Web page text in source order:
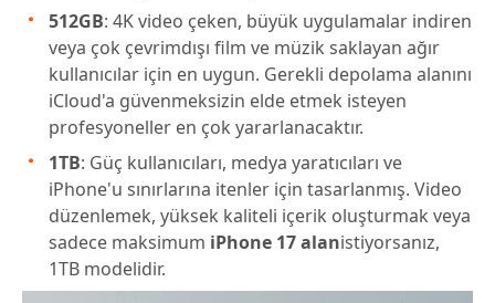
512GB: 4K video çeken, büyük uygulamalar indiren
veya çok çevrimdışı film ve müzik saklayan ağır
kullanıcılar için en uygun. Gerekli depolama alanını
iCloud'a güvenmeksizin elde etmek isteyen
profesyoneller en çok yararlanacaktır.
1TB: Güç kullanıcıları, medya yaratıcıları ve
iPhone'u sınırlarına itenler için tasarlanmış. Video
düzenlemek, yüksek kaliteli içerik oluşturmak veya
sadece maksimum iPhone 17 alanistiyorsanız,
1TB modelidir.